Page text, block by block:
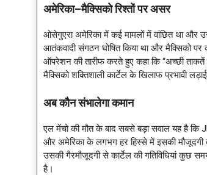
अमेरिका–मैक्सिको रिश्तों पर असर
ओसेगुएरा अमेरिका में कई मामलों में वांछित था और
आतंकवादी संगठन घोषित किया था और मैक्सिको पर
ऑपरेशन की तारीफ करते हुए कहा कि “अच्छी ताकतें
मैक्सिको शक्तिशाली कार्टेल के खिलाफ प्रभावी
अब कौन संभालेगा कमान
एल मेंचो की मौत के बाद सबसे बड़ा सवाल यह है
और अमेरिका के लगभग हर हिस्से में इसकी मौजूदगी
उसकी गैरमौजूदगी से कार्टेल की गतिविधियां कुछ
है।